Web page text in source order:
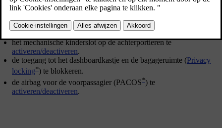
vergrendeling niet te bedienen is vanaf de transpondersleutel, zie
Afneembaar sleutelblad - portier ontgrendelen
het mechanische kinderslot op de achterportieren te
activeren/deactiveren.
de toegang tot het dashboardkastje en de bagageruimte (Privacy
locking*) te blokkeren.
de airbag voor de voorpassagier (PACOS*) te
activeren/deactiveren.